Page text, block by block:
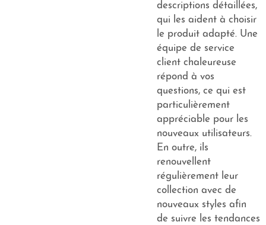
descriptions détaillées,
qui les aident à choisir
le produit adapté. Une
équipe de service
client chaleureuse
répond à vos
questions, ce qui est
particulièrement
appréciable pour les
nouveaux utilisateurs.
En outre, ils
renouvellent
régulièrement leur
collection avec de
nouveaux styles afin
de suivre les tendances